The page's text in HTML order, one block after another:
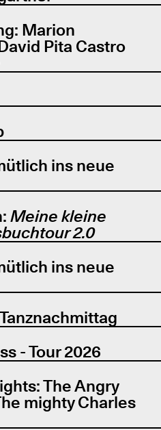
Marion
Pita Castro
ins neue
Meine kleine
2.0
ins neue
- Tour 2026
The Angry
mighty Charles